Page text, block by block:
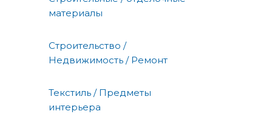
материалы
Строительство /
Недвижимость / Ремонт
Текстиль / Предметы
интерьера